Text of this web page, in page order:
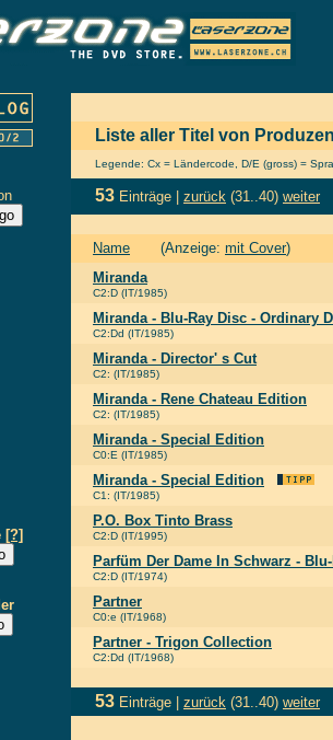
[?]
Liste aller Titel von
Legende: Cx = Ländercode, D/E (gross) =
53 Einträge | zurück (31..40) weiter
Name (Anzeige: mit Cover)
Miranda
C2:D (IT/1985)
Miranda - Blu-Ray Disc - Ordinary
C2:Dd (IT/1985)
Miranda - Director' s Cut
C2: (IT/1985)
Miranda - Rene Chateau Edition
C2: (IT/1985)
Miranda - Special Edition
C0:E (IT/1985)
Miranda - Special Edition
C1: (IT/1985)
P.O. Box Tinto Brass
C2:D (IT/1995)
Parfüm Der Dame In Schwarz -
C2:D (IT/1974)
Partner
C0:e (IT/1968)
Partner - Trigon Collection
C2:Dd (IT/1968)
53 Einträge | zurück (31..40) weiter